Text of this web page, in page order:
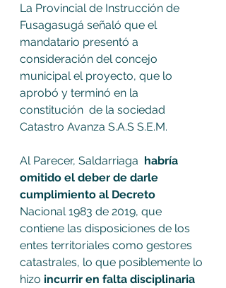
La Provincial de Instrucción de
Fusagasugá señaló que el
mandatario presentó a
consideración del concejo
municipal el proyecto, que lo
aprobó y terminó en la
constitución  de la sociedad
Catastro Avanza S.A.S S.E.M.
Al Parecer, Saldarriaga habría
omitido el deber de darle
cumplimiento al Decreto
Nacional 1983 de 2019, que
contiene las disposiciones de los
entes territoriales como gestores
catastrales, lo que posiblemente lo
hizo incurrir en falta disciplinaria